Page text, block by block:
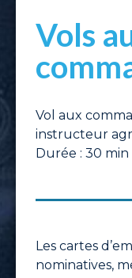
Vols
Vol aux
instructeur
Durée : 30 min
Les cartes
nominatives,